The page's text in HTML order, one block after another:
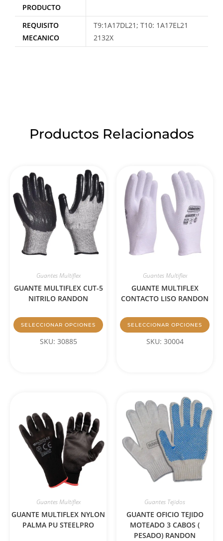
PRODUCTO
REQUISITO
MECANICO
T9:1A17DL21; T10: 1A17EL21
2132X
Productos Relacionados
Guantes Multiflex
GUANTE MULTIFLEX CUT-5
NITRILO RANDON
SELECCIONAR OPCIONES
SKU: 30885
Guantes Multiflex
GUANTE MULTIFLEX
CONTACTO LISO RANDON
SELECCIONAR OPCIONES
SKU: 30004
Guantes Multiflex
GUANTE MULTIFLEX NYLON
PALMA PU STEELPRO
Guantes Tejidos
GUANTE OFICIO TEJIDO
MOTEADO 3 CABOS (
PESADO) RANDON